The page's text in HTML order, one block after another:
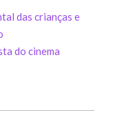
das crianças e
do cinema